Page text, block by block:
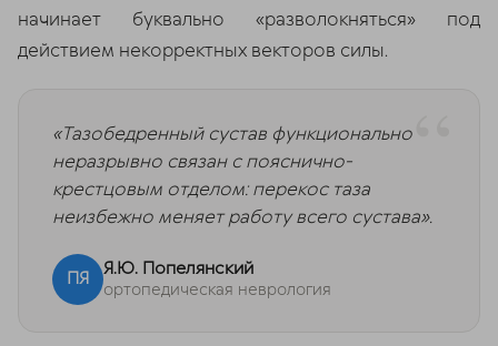
начинает буквально «разволокняться» под
действием некорректных векторов силы.
«Тазобедренный сустав функционально
неразрывно связан с пояснично-
крестцовым отделом: перекос таза
неизбежно меняет работу всего сустава».
ПЯ Я.Ю. Попелянский
ортопедическая неврология